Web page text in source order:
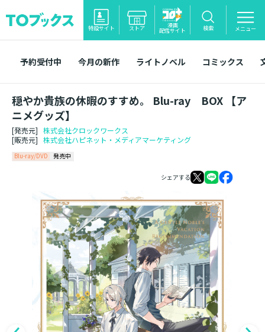
特設サイト ストア 漫画
配信サイト 検索 メニュー
予約受付中 今月の新作 ライトノベル コミックス
穏やか貴族の休暇のすすめ。 Blu-ray BOX 【ア
ニメグッズ】
[発売元] 株式会社クロックワークス
[販売元] 株式会社ハピネット・メディアマーケティング
Blu-ray/DVD 発売中
シェアする